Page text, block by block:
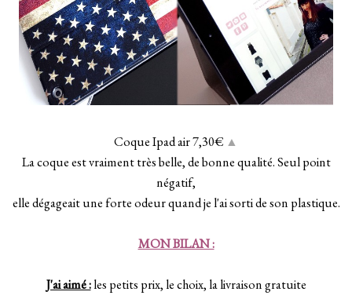
Coque Ipad air 7,30€ ▲
La coque est vraiment très belle, de bonne qualité. Seul point
négatif,
elle dégageait une forte odeur quand je l'ai sorti de son plastique.
MON BILAN :
J'ai aimé :les petits prix, le choix, la livraison gratuite